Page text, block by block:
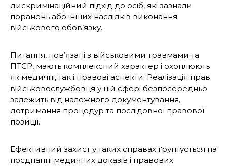
дискримінаційний підхід до осіб, які зазнали
поранень або інших наслідків виконання
військового обов’язку.
Питання, пов’язані з військовими травмами та
ПТСР, мають комплексний характер і охоплюють
як медичні, так і правові аспекти. Реалізація прав
військовослужбовця у цій сфері безпосередньо
залежить від належного документування,
дотримання процедур та послідовної правової
позиції.
Ефективний захист у таких справах ґрунтується на
поєднанні медичних доказів і правових